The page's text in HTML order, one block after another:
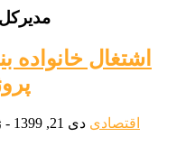
اشتغال خانواده
اقتصادی دی 21, 1399 - ژانویه 10, 2021